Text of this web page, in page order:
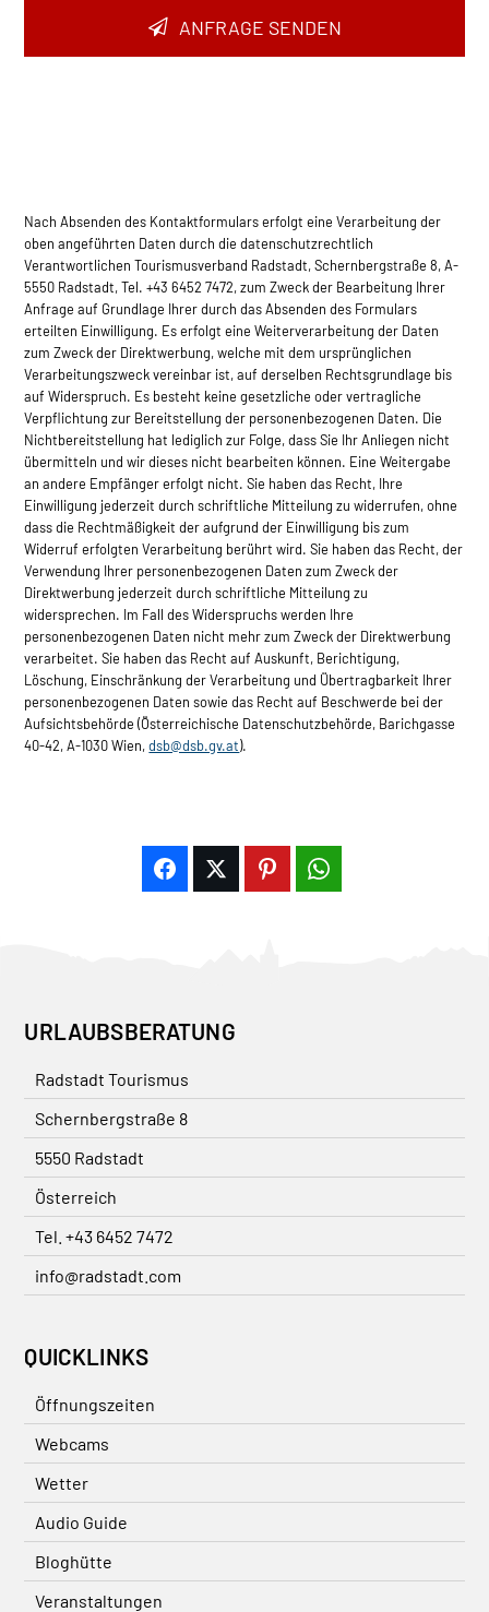
ANFRAGE SENDEN
Nach Absenden des Kontaktformulars erfolgt eine Verarbeitung der
oben angeführten Daten durch die datenschutzrechtlich
Verantwortlichen Tourismusverband Radstadt, Schernbergstraße 8, A-
5550 Radstadt, Tel. +43 6452 7472, zum Zweck der Bearbeitung Ihrer
Anfrage auf Grundlage Ihrer durch das Absenden des Formulars
erteilten Einwilligung. Es erfolgt eine Weiterverarbeitung der Daten
zum Zweck der Direktwerbung, welche mit dem ursprünglichen
Verarbeitungszweck vereinbar ist, auf derselben Rec­htsgrundlage bis
auf Widerspruch. Es besteht keine gesetzliche oder vertragliche
Verpflichtung zur Bereitstellung der personenbezogenen Daten. Die
Nichtbereitstellung hat lediglich zur Folge, dass Sie Ihr Anliegen nicht
übermitteln und wir dieses nicht bearbeiten können. Eine Weitergabe
an andere Empfänger erfolgt nicht. Sie haben das Recht, Ihre
Einwilligung jederzeit durch schriftliche Mitteilung zu widerrufen, ohne
dass die Rechtmäßigkeit der aufgrund der Einwilligung bis zum
Widerruf erfolgten Verarbeitung berührt wird. Sie haben das Recht, der
Verwendung Ihrer personenbezogenen Daten zum Zweck der
Direktwerbung jederzeit durch schriftliche Mitteilung zu
widersprechen. Im Fall des Widerspruchs werden Ihre
personenbezogenen Daten nicht mehr zum Zweck der Direktwerbung
verarbeitet. Sie haben das Recht auf Auskunft, Berichtigung,
Löschung, Einschränkung der Verarbeitung und Übertragbarkeit Ihrer
personenbezogenen Daten sowie das Recht auf Beschwerde bei der
Aufsichtsbehörde (Österreichische Datenschutzbehörde, Barichgasse
40-42, A-1030 Wien,dsb@dsb.gv.at).
URLAUBSBERATUNG
Radstadt Tourismus
Schernbergstraße 8
5550 Radstadt
Österreich
Tel. +43 6452 7472
info@radstadt.com
QUICKLINKS
Öffnungszeiten
Webcams
Wetter
Audio Guide
Bloghütte
Veranstaltungen